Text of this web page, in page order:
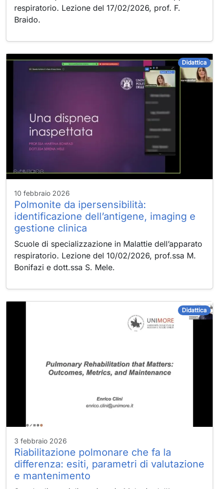
respiratorio. Lezione del 17/02/2026, prof. F.
Braido.
Didattica
10 febbraio 2026
Polmonite da ipersensibilità:
identificazione dell’antigene, imaging e
gestione clinica
Scuole di specializzazione in Malattie dell’apparato
respiratorio. Lezione del 10/02/2026, prof.ssa M.
Bonifazi e dott.ssa S. Mele.
Didattica
3 febbraio 2026
Riabilitazione polmonare che fa la
differenza: esiti, parametri di valutazione
e mantenimento
necessari
Questi cookie
sono necessari
per il
funzionamento
possono
disattivati nei
nostri sistemi.
Di solito
impostati solo
effettuate che
costituiscono
una richiesta di
l'impostazione
delle
compilazione
possibile
impostare il
avere avvisi
riguardo questi
sito non
Cookie di
funzionalità